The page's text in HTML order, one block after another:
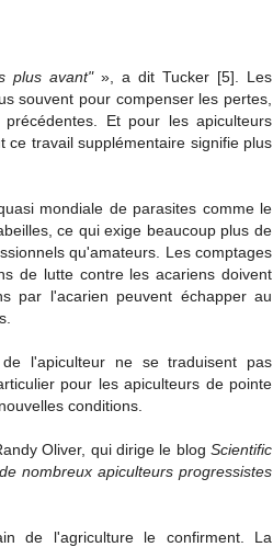
plus avant"», a dit Tucker [5]. Les
souvent pour compenser les pertes,
Et pour les apiculteurs
ce travail supplémentaire signifie plus
mondiale de parasites comme le
ce qui exige beaucoup plus de
qu'amateurs. Les comptages
de lutte contre les acariens doivent
par l'acarien peuvent échapper au
l'apiculteur ne se traduisent pas
pour les apiculteurs de pointe
conditions.
Oliver, qui dirige le blog Scientific
nombreux apiculteurs progressistes
de l'agriculture le confirment. La